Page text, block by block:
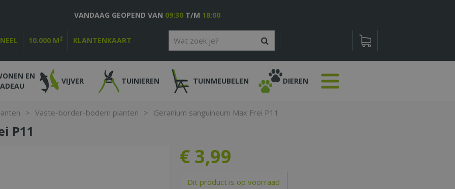
> Vaste-border-bodem planten > Geranium sanguineum Max Frei P11
10.000 M2 KLANTENKAART
VANDAAG GEOPEND VAN 09:30 T/M 18:00
EN
VIJVER TUINIEREN TUINMEUBELEN DIEREN
P11
€ 3,99
Dit product is op voorraad